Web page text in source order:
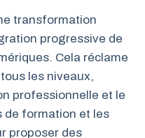
transformation
progressive de
Cela réclame
les niveaux,
professionnelle et le
de formation et les
proposer des